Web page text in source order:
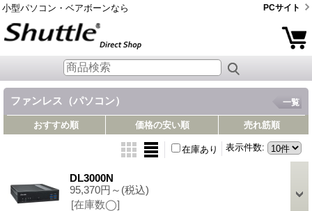
小型パソコン・ベアボーンなら PCサイト
ファンレス（パソコン） 一覧
おすすめ順 価格の安い順 売れ筋順
表示件数:
在庫あり
DL3000N
95,370円～ (税込)
[在庫数◯]